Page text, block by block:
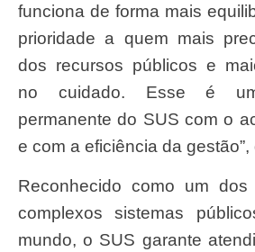
funciona de forma mais
prioridade a quem mais
dos recursos públicos e
no cuidado. Esse é um
permanente do SUS com o
e com a eficiência da gestão”,
Reconhecido como um dos maiores e mais
complexos sistemas
mundo, o SUS garante